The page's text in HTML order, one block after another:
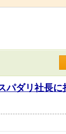
パダリ社長